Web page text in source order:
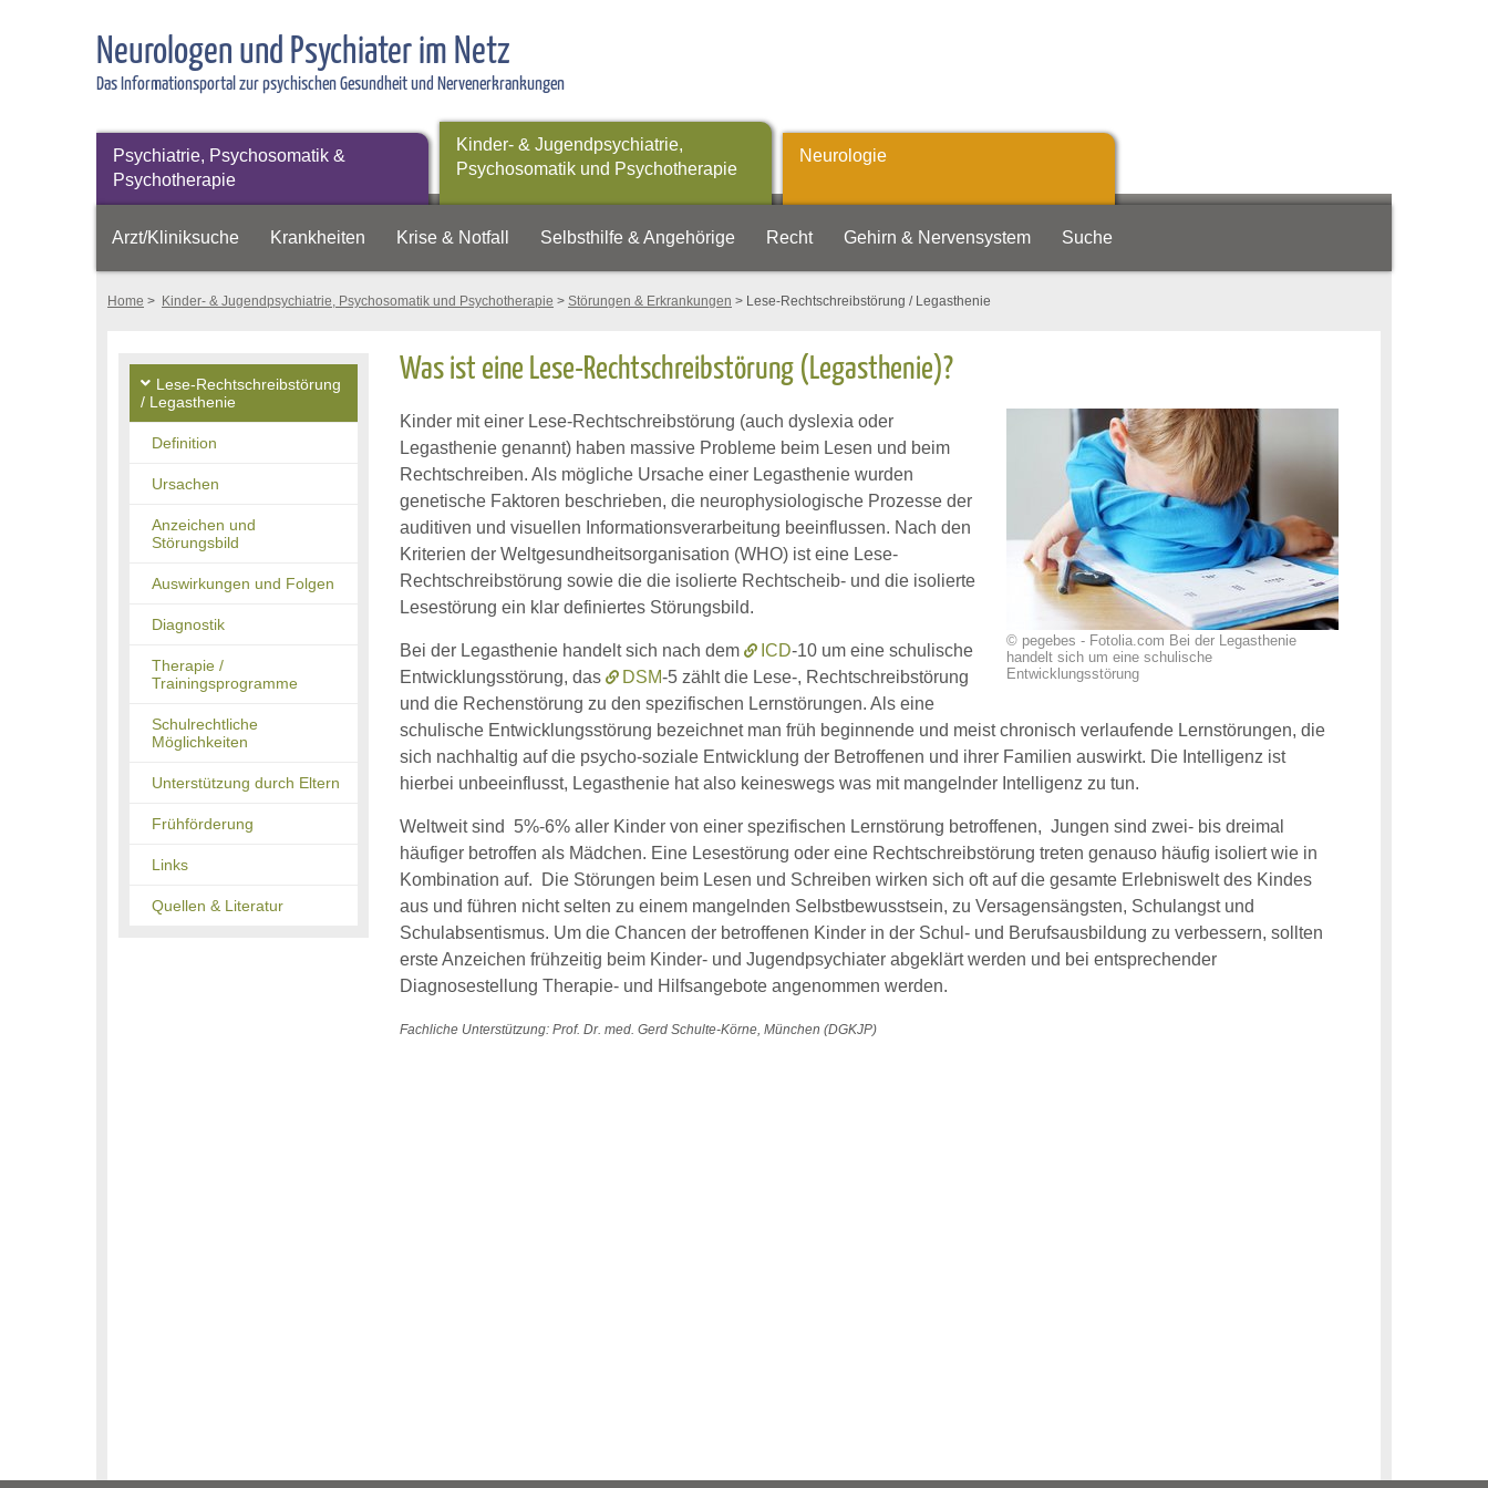
Neurologen und Psychiater im Netz
Das Informationsportal zur psychischen Gesundheit und Nervenerkrankungen
Psychiatrie, Psychosomatik &
Psychotherapie
Kinder- & Jugendpsychiatrie,
Psychosomatik und Psychotherapie
Neurologie
Arzt/Kliniksuche Krankheiten Krise & Notfall Selbsthilfe & Angehörige Recht Gehirn & Nervensystem Suche
Home > Kinder- & Jugendpsychiatrie, Psychosomatik und Psychotherapie > Störungen & Erkrankungen > Lese-Rechtschreibstörung / Legasthenie
Lese-Rechtschreibstörung
/ Legasthenie
Definition
Ursachen
Anzeichen und
Störungsbild
Auswirkungen und Folgen
Diagnostik
Therapie /
Trainingsprogramme
Schulrechtliche
Möglichkeiten
Unterstützung durch Eltern
Frühförderung
Links
Quellen & Literatur
Was ist eine Lese-Rechtschreibstörung (Legasthenie)?
© pegebes - Fotolia.com Bei der Legasthenie
handelt sich um eine schulische
Entwicklungsstörung
Kinder mit einer Lese-Rechtschreibstörung (auch dyslexia oder
Legasthenie genannt) haben massive Probleme beim Lesen und beim
Rechtschreiben. Als mögliche Ursache einer Legasthenie wurden
genetische Faktoren beschrieben, die neurophysiologische Prozesse der
auditiven und visuellen Informationsverarbeitung beeinflussen. Nach den
Kriterien der Weltgesundheitsorganisation (WHO) ist eine Lese-
Rechtschreibstörung sowie die die isolierte Rechtscheib- und die isolierte
Lesestörung ein klar definiertes Störungsbild.
Bei der Legasthenie handelt sich nach dem ICD-10 um eine schulische
Entwicklungsstörung, das
DSM-5 zählt die Lese-, Rechtschreibstörung
und die Rechenstörung zu den spezifischen Lernstörungen. Als eine
schulische Entwicklungsstörung bezeichnet man früh beginnende und meist chronisch verlaufende Lernstörungen, die
sich nachhaltig auf die psycho-soziale Entwicklung der Betroffenen und ihrer Familien auswirkt. Die Intelligenz ist
hierbei unbeeinflusst, Legasthenie hat also keineswegs was mit mangelnder Intelligenz zu tun.
Weltweit sind 5%-6% aller Kinder von einer spezifischen Lernstörung betroffenen, Jungen sind zwei- bis dreimal
häufiger betroffen als Mädchen. Eine Lesestörung oder eine Rechtschreibstörung treten genauso häufig isoliert wie in
Kombination auf. Die Störungen beim Lesen und Schreiben wirken sich oft auf die gesamte Erlebniswelt des Kindes
aus und führen nicht selten zu einem mangelnden Selbstbewusstsein, zu Versagensängsten, Schulangst und
Schulabsentismus. Um die Chancen der betroffenen Kinder in der Schul- und Berufsausbildung zu verbessern, sollten
erste Anzeichen frühzeitig beim Kinder- und Jugendpsychiater abgeklärt werden und bei entsprechender
Diagnosestellung Therapie- und Hilfsangebote angenommen werden.
Fachliche Unterstützung: Prof. Dr. med. Gerd Schulte-Körne, München (DGKJP)